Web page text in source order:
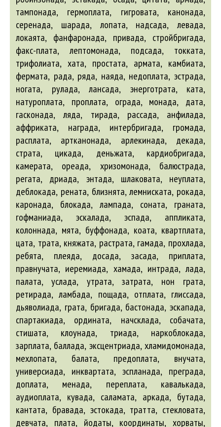
тампонада, гермоплата, гигровата, канонада,
серенада, шарада, лопата, надсада, левада,
локаята, фанфаронада, привада, стройбригада,
факс-плата, лептомонада, подсада, токката,
трифолиата, хата, простата, армата, камбиата,
фермата, рада, ряда, наяда, недоплата, эстрада,
ногата, рулада, лансада, энерготрата, ката,
натуроплата, проплата, ограда, монада, дата,
гасконада, ляда, тирада, рассада, анфилада,
аффриката, награда, интербригада, громада,
расплата, артканонада, арлекинада, декада,
страта, цикада, деньжата, кардиобригада,
камерата, ореада, хризомонада, балюстрада,
регата, дриада, энтада, шлаковата, неуплата,
деблокада, рената, близнята, лемниската, рокада,
каронада, блокада, лампада, соната, граната,
гофманиада, эскалада, эспада, аппликата,
колоннада, мята, буффонада, коата, квартплата,
цата, трата, княжата, растрата, гамада, прохлада,
ребята, плеяда, досада, засада, приплата,
правнучата, иеремиада, хамада, интрада, лада,
палата, услада, утрата, затрата, нон грата,
ретирада, ламбада, пощада, отплата, глиссада,
дьяволиада, грата, бригада, бастонада, эскапада,
спартакиада, ордината, начсклада, собачата,
стишата, клоунада, триада, наркоблокада,
зарплата, баллада, эксцентриада, хламидомонада,
мехлопата, балата, предоплата, внучата,
универсиада, инквартата, эспланада, преграда,
доплата, менада, переплата, кавалькада,
аудиоплата, кувада, саламата, аркада, бутада,
кантата, бравада, эстокада, тратта, стекловата,
девчата, плата, йодаты, координаты, хорваты,